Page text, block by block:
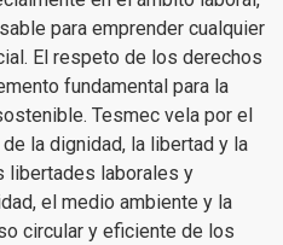
para emprender cualquier
El respeto de los derechos
fundamental para la
Tesmec vela por el
la dignidad, la libertad y la
libertades laborales y
el medio ambiente y la
circular y eficiente de los